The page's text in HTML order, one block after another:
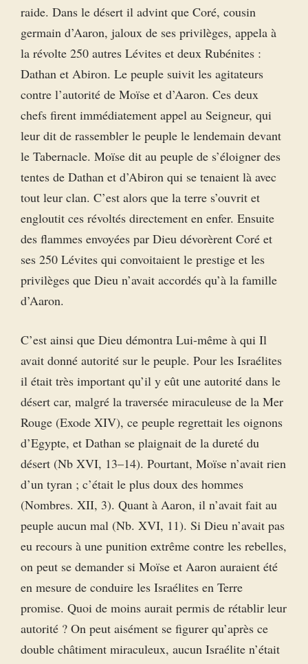
raide. Dans le désert il advint que Coré, cousin
germain d’Aaron, jaloux de ses privilèges, appela à
la révolte 250 autres Lévites et deux Rubénites :
Dathan et Abiron. Le peuple suivit les agitateurs
contre l’autorité de Moïse et d’Aaron. Ces deux
chefs firent immédiatement appel au Seigneur, qui
leur dit de rassembler le peuple le lendemain devant
le Tabernacle. Moïse dit au peuple de s’éloigner des
tentes de Dathan et d’Abiron qui se tenaient là avec
tout leur clan. C’est alors que la terre s’ouvrit et
engloutit ces révoltés directement en enfer. Ensuite
des flammes envoyées par Dieu dévorèrent Coré et
ses 250 Lévites qui convoitaient le prestige et les
privilèges que Dieu n’avait accordés qu’à la famille
d’Aaron.
C’est ainsi que Dieu démontra Lui-même à qui Il
avait donné autorité sur le peuple. Pour les Israélites
il était très important qu’il y eût une autorité dans le
désert car, malgré la traversée miraculeuse de la Mer
Rouge (Exode XIV), ce peuple regrettait les oignons
d’Egypte, et Dathan se plaignait de la dureté du
désert (Nb XVI, 13–14). Pourtant, Moïse n’avait rien
d’un tyran ; c’était le plus doux des hommes
(Nombres. XII, 3). Quant à Aaron, il n’avait fait au
peuple aucun mal (Nb. XVI, 11). Si Dieu n’avait pas
eu recours à une punition extrême contre les rebelles,
on peut se demander si Moïse et Aaron auraient été
en mesure de conduire les Israélites en Terre
promise. Quoi de moins aurait permis de rétablir leur
autorité ? On peut aisément se figurer qu’après ce
double châtiment miraculeux, aucun Israélite n’était